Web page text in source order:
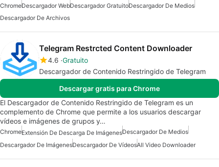
ChromeDescargador WebDescargador GratuitoDescargador De Medios
Descargador De Archivos
Telegram Restrcted Content Downloader
4.6 Gratuito
Descargador de Contenido Restringido de Telegram
Descargar gratis para Chrome
El Descargador de Contenido Restringido de Telegram es un
complemento de Chrome que permite a los usuarios descargar
vídeos e imágenes de grupos y…
ChromeExtensión De Descarga De ImágenesDescargador De Medios
Descargador De ImágenesDescargador De VídeosAll Video Downloader